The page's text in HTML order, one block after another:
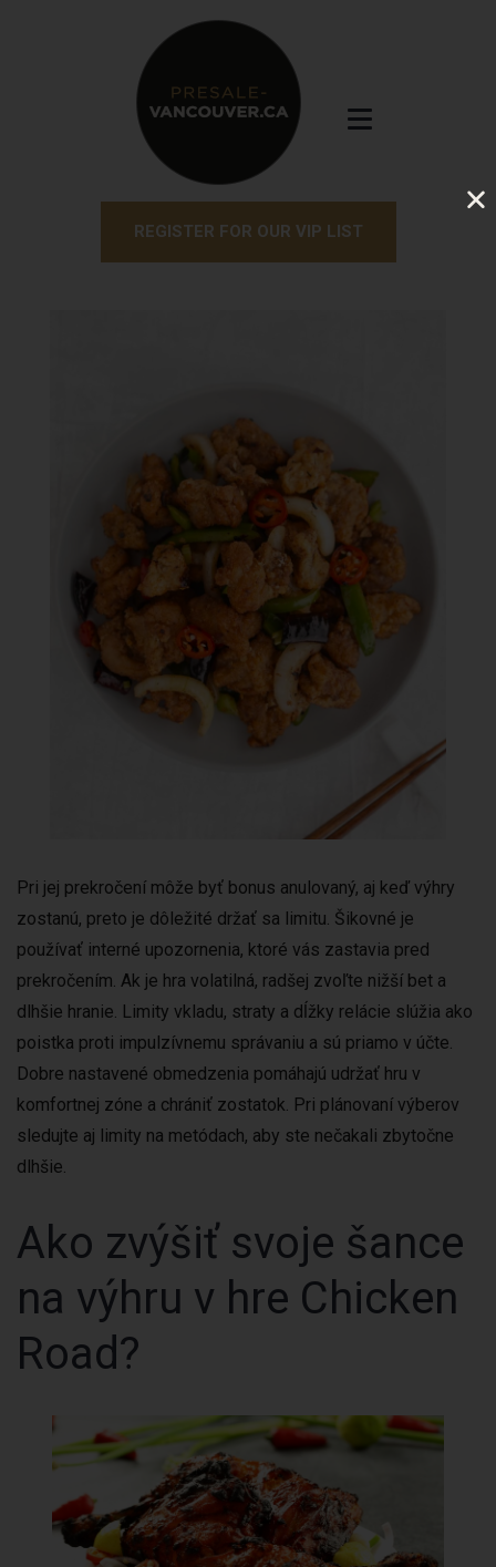
REGISTER FOR OUR VIP LIST
Pri jej prekročení môže byť bonus anulovaný, aj keď výhry
zostanú, preto je dôležité držať sa limitu. Šikovné je
používať interné upozornenia, ktoré vás zastavia pred
prekročením. Ak je hra volatilná, radšej zvoľte nižší bet a
dlhšie hranie. Limity vkladu, straty a dĺžky relácie slúžia ako
poistka proti impulzívnemu správaniu a sú priamo v účte.
Dobre nastavené obmedzenia pomáhajú udržať hru v
komfortnej zóne a chrániť zostatok. Pri plánovaní výberov
sledujte aj limity na metódach, aby ste nečakali zbytočne
dlhšie.
Ako zvýšiť svoje šance
na výhru v hre Chicken
Road?